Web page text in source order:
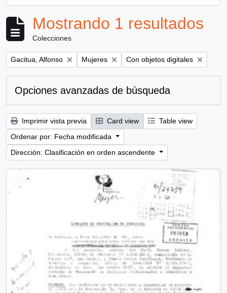
Mostrando 1 resultados
Colecciones
Remove filter:
Gacitua, Alfonso Remove filter:
Mujeres Remove filter:
Con objetos digitales
Opciones avanzadas de búsqueda
Imprimir vista previa Card view
Table view
Ordenar por: Fecha modificada
Dirección: Clasificación en orden ascendente